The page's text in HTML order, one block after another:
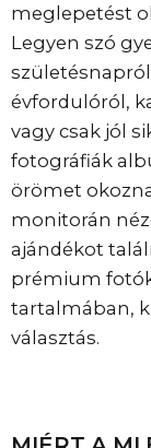
meglepetést
Legyen szó
évfordulóról,
vagy csak jól
fotográfiák
örömet
monitorán
ajándékot
prémium
tartalmában,
választás.